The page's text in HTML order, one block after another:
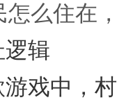
怎么住在
辑
戏中，